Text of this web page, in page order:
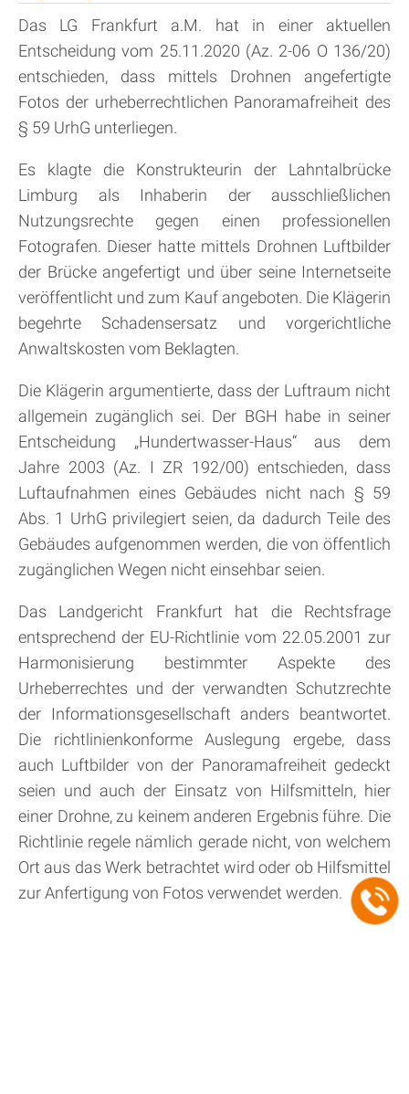
Das LG Frankfurt a.M. hat in einer aktuellen
Entscheidung vom 25.11.2020 (Az. 2-06 O 136/20)
entschieden, dass mittels Drohnen angefertigte
Fotos der urheberrechtlichen Panoramafreiheit des
§ 59 UrhG unterliegen.
Es klagte die Konstrukteurin der Lahntalbrücke
Limburg als Inhaberin der ausschließlichen
Nutzungsrechte gegen einen professionellen
Fotografen. Dieser hatte mittels Drohnen Luftbilder
der Brücke angefertigt und über seine Internetseite
veröffentlicht und zum Kauf angeboten. Die Klägerin
begehrte Schadensersatz und vorgerichtliche
Anwaltskosten vom Beklagten.
Die Klägerin argumentierte, dass der Luftraum nicht
allgemein zugänglich sei. Der BGH habe in seiner
Entscheidung „Hundertwasser-Haus“ aus dem
Jahre 2003 (Az. I ZR 192/00) entschieden, dass
Luftaufnahmen eines Gebäudes nicht nach § 59
Abs. 1 UrhG privilegiert seien, da dadurch Teile des
Gebäudes aufgenommen werden, die von öffentlich
zugänglichen Wegen nicht einsehbar seien.
Das Landgericht Frankfurt hat die Rechtsfrage
entsprechend der EU-Richtlinie vom 22.05.2001 zur
Harmonisierung bestimmter Aspekte des
Urheberrechtes und der verwandten Schutzrechte
der Informationsgesellschaft anders beantwortet.
Die richtlinienkonforme Auslegung ergebe, dass
auch Luftbilder von der Panoramafreiheit gedeckt
seien und auch der Einsatz von Hilfsmitteln, hier
einer Drohne, zu keinem anderen Ergebnis führe. Die
Richtlinie regele nämlich gerade nicht, von welchem
Ort aus das Werk betrachtet wird oder ob Hilfsmittel
zur Anfertigung von Fotos verwendet werden.